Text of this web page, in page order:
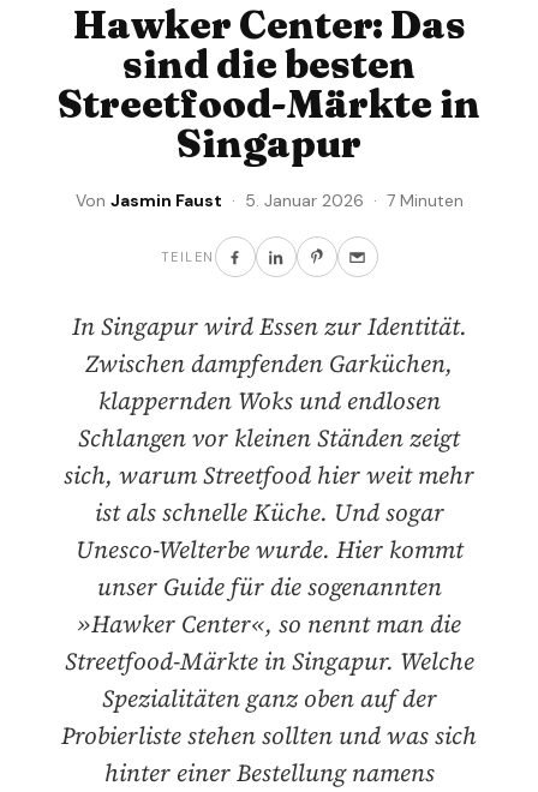
Hawker Center: Das
sind die besten
Streetfood-Märkte in
Singapur
Von Jasmin Faust · 5. Januar 2026 · 7 Minuten
TEILEN
In Singapur wird Essen zur Identität.
Zwischen dampfenden Garküchen,
klappernden Woks und endlosen
Schlangen vor kleinen Ständen zeigt
sich, warum Streetfood hier weit mehr
ist als schnelle Küche. Und sogar
Unesco-Welterbe wurde. Hier kommt
unser Guide für die sogenannten
»Hawker Center«, so nennt man die
Streetfood-Märkte in Singapur. Welche
Spezialitäten ganz oben auf der
Probierliste stehen sollten und was sich
hinter einer Bestellung namens